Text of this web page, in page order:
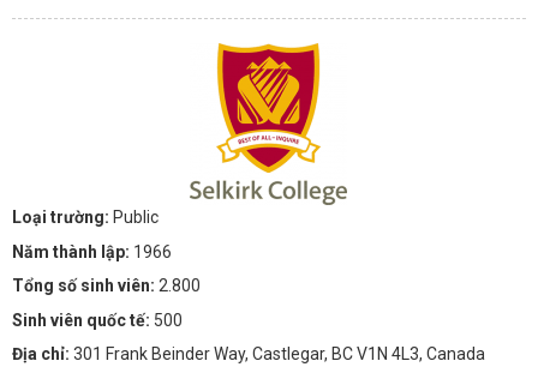
Loại trường: Public
Năm thành lập: 1966
Tổng số sinh viên: 2.800
Sinh viên quốc tế: 500
Địa chỉ: 301 Frank Beinder Way, Castlegar, BC V1N 4L3, Canada